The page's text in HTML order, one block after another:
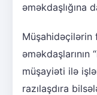
əməkdaşlığına
Müşahidəçilərin
əməkdaşlarının
müşayiəti ilə
razılaşdıra